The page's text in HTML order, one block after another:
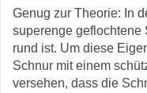
Genug zur Theorie: In
superenge geflochtene
rund ist. Um diese
Schnur mit einem
versehen, dass die